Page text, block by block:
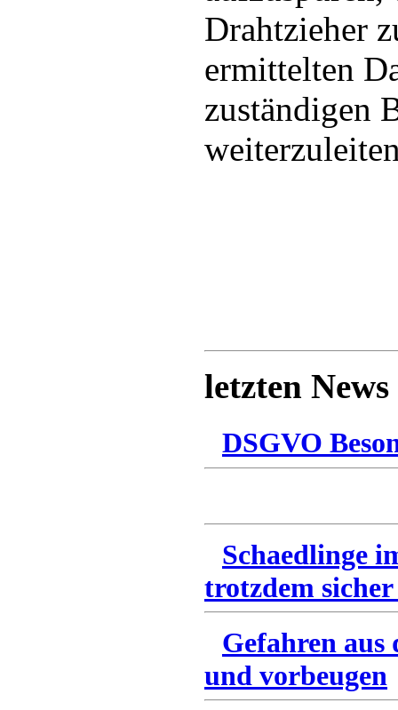
Drahtzieher
ermittelten
zuständigen
letzten News
DSGVO
Schaedlinge
trotzdem
Gefahren
und vorbeugen